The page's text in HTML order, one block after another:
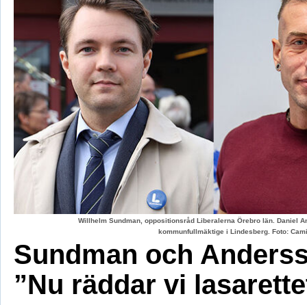
Willhelm Sundman, oppositionsråd Liberalerna Örebro län. Daniel
kommunfullmäktige i Lindesberg. Foto:
Sundman och
”Nu räddar vi